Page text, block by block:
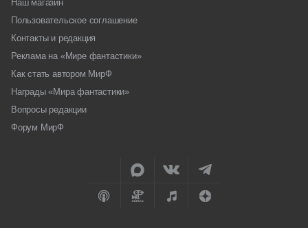
Наш магазин
Пользовательское соглашение
Контакты и редакция
Реклама на «Мире фантастики»
Как стать автором МирФ
Награды «Мира фантастики»
Вопросы редакции
Форум МирФ